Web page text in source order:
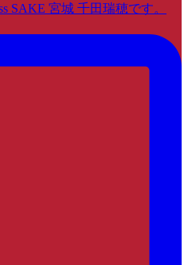
SAKE 宮城 千田瑞穂です。